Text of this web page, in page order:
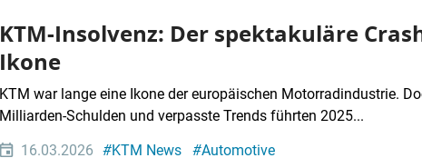
KTM-Insolvenz: Der spektakuläre
Ikone
KTM war lange eine Ikone der europäischen Motorradindustrie.
Milliarden-Schulden und verpasste Trends führten 2025...
16.03.2026 #KTM News #Automotive